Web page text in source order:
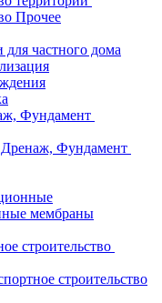
Прочее
частного дома
Фундамент
Дренаж, Фундамент
мембраны
строительство
строительство